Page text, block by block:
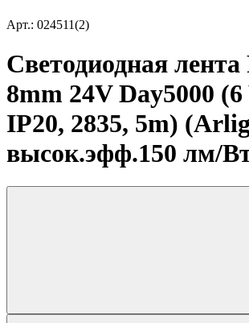
Арт.: 024511(2)
Светодиодная
8mm 24V Day5000
IP20, 2835, 5m)
высок.эфф.150 лм/